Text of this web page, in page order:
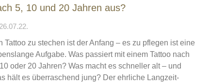
5, 10 und 20 Jahren aus?
Tattoo zu stechen ist der Anfang – es zu pflegen ist eine
Aufgabe. Was passiert mit einem Tattoo nach
oder 20 Jahren? Was macht es schneller alt – und
hält es überraschend jung? Der ehrliche Langzeit-